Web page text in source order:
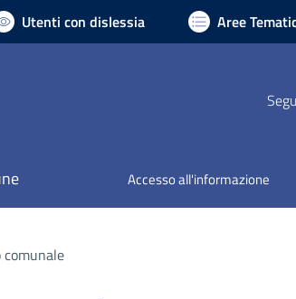
Utenti con dislessia Aree
Accesso all'informazione
comunale